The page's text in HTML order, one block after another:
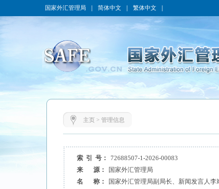
国家外汇管理局 简体中文 繁体中文
主页> 管理信息
索 引 号：
72688507-1-2026-00083
来 源：
国家外汇管理局
名 称：
国家外汇管理局副局长、新闻发言人